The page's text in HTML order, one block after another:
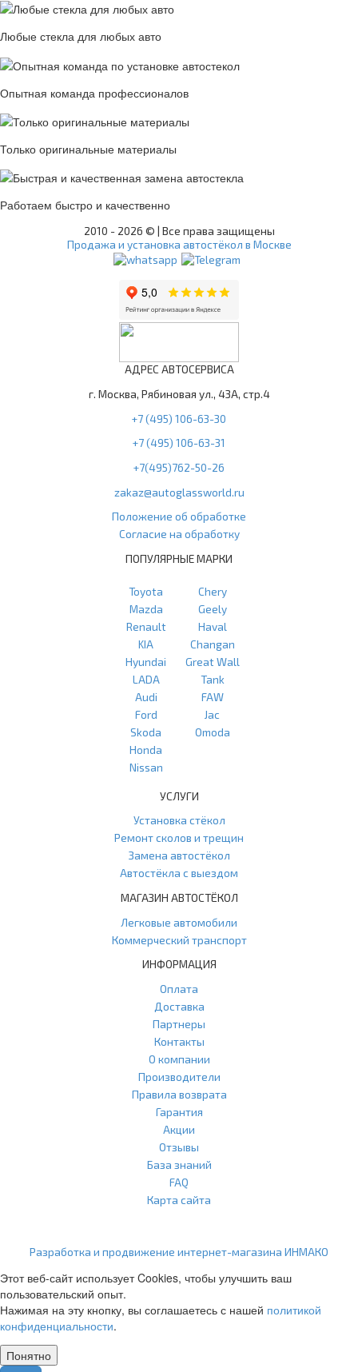
Любые стекла для любых авто
Опытная команда профессионалов
Только оригинальные материалы
Работаем быстро и качественно
2010 - 2026 © | Все права защищены
Продажа и установка автостёкол в Москве
АДРЕС АВТОСЕРВИСА
г. Москва, Рябиновая ул., 43А, стр.4
+7 (495) 106-63-30
+7 (495) 106-63-31
+7(495)762-50-26
zakaz@autoglassworld.ru
Положение об обработке
Согласие на обработку
ПОПУЛЯРНЫЕ МАРКИ
Toyota
Mazda
Renault
KIA
Hyundai
LADA
Audi
Ford
Skoda
Honda
Nissan
Chery
Geely
Haval
Changan
Great Wall
Tank
FAW
Jac
Omoda
УСЛУГИ
Установка стёкол
Ремонт сколов и трещин
Замена автостёкол
Автостёкла с выездом
МАГАЗИН АВТОСТЁКОЛ
Легковые автомобили
Коммерческий транспорт
ИНФОРМАЦИЯ
Оплата
Доставка
Партнеры
Контакты
О компании
Производители
Правила возврата
Гарантия
Акции
Отзывы
База знаний
FAQ
Карта сайта
Разработка и продвижение интернет-магазина ИНМАКО
Этот веб-сайт использует Cookies, чтобы улучшить ваш
пользовательский опыт.
Нажимая на эту кнопку, вы соглашаетесь с нашей политикой
конфиденциальности.
Понятно